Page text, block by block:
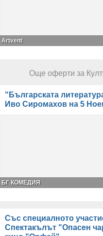
Artvent
Още оферти за
"Българската
Иво Сиромахов на 5
БГ КОМЕДИЯ
Със специалното
Спектакълът "Опасен